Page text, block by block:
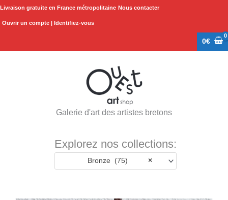
Aller
Livraison gratuite en France métropolitaine Nous contacter
Ouvrir un compte | Identifiez-vous
0€
Galerie d'art des artistes bretons
Explorez nos collections:
×
Bronze (75)